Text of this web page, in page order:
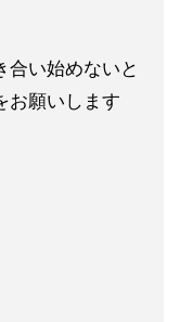
合い始めないと
お願いします